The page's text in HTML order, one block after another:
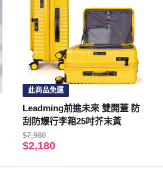
此商品免運
Leadming前進未來 雙開蓋 防
刮防爆行李箱25吋芥末黃
$7,980
$2,180